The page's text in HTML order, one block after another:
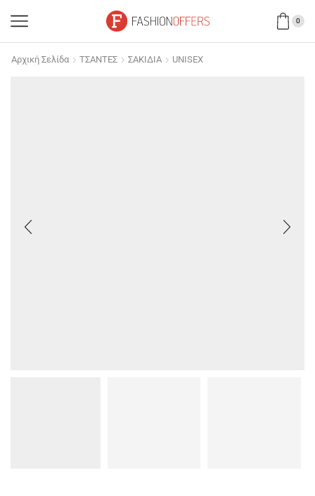
0
Αρχική Σελίδα ΤΣΑΝΤΕΣ ΣΑΚΙΔΙΑ UNISEX